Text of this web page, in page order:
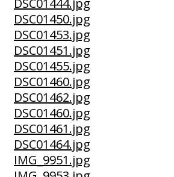
DSC01444.jpg
DSC01450.jpg
DSC01453.jpg
DSC01451.jpg
DSC01455.jpg
DSC01460.jpg
DSC01462.jpg
DSC01460.jpg
DSC01461.jpg
DSC01464.jpg
IMG_9951.jpg